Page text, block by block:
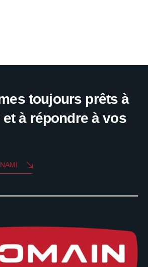
toujours prêts à
à répondre à vos